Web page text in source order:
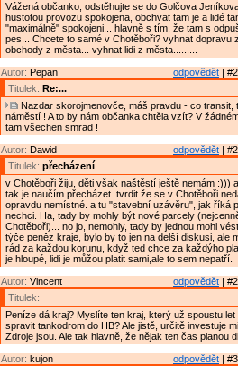
Vážená občanko, odstěhujte se do Golčova
hustotou provozu spokojena, obchvat tam je a lidé
"maximálně" spokojeni... hlavně s tím, že tam s
pes... Chcete to samé v Chotěboři? vyhnat dopravu
obchody z města... vyhnat lidi z města.........
odpovědět |
Autor: Pepan
Titulek: Re:...
Nazdar skorojmenovče, máš pravdu - co transit,
náměstí ! A to by nám občanka chtěla vzít? V
tam všechen smrad !
odpovědět |
Autor: Dawid
Titulek: přecházení
v Chotěboři žiju, děti však naštěstí ještě nemám :)))
tak je naučím přecházet. tvrdit že se v Chotěboři
opravdu nemístné. a tu "stavební uzávěru", jak říká
nechci. Ha, tady by mohly být nové parcely
Chotěboři)... no jo, nemohly, tady by jednou mohl
týče peněz kraje, bylo by to jen na delší diskusi, ale
rád za každou korunu, když ted chce za každýho
je hloupé, lidi je můžou platit sami,ale to sem nepatří.
odpovědět |
Autor: Vincent
Titulek:
Peníze dá kraj? Myslíte ten kraj, který už spoustu let
spravit tankodrom do HB? Ale jistě, určitě investuje
Zdroje jsou. Ale tak hlavně, že nějak ten čas planou
odpovědět |
Autor: kujon